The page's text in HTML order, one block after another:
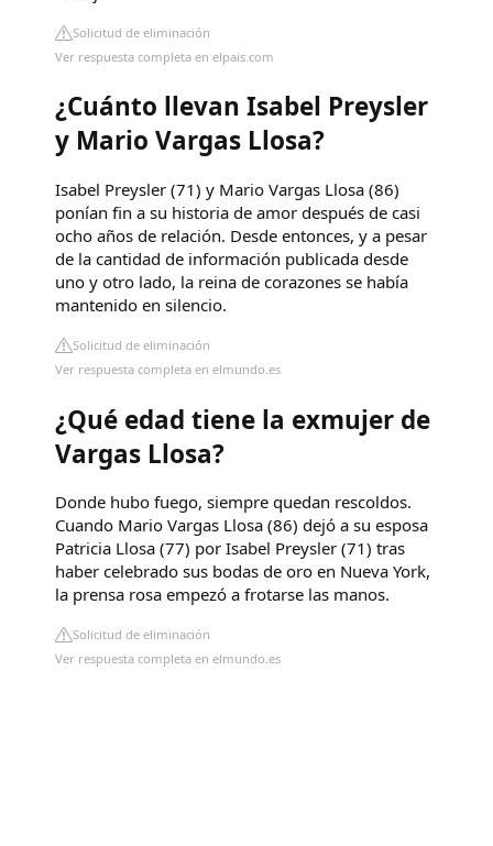
Solicitud de eliminación
Ver respuesta completa en elpais.com
¿Cuánto llevan Isabel Preysler
y Mario Vargas Llosa?
Isabel Preysler (71) y Mario Vargas Llosa (86)
ponían fin a su historia de amor después de casi
ocho años de relación. Desde entonces, y a pesar
de la cantidad de información publicada desde
uno y otro lado, la reina de corazones se había
mantenido en silencio.
Solicitud de eliminación
Ver respuesta completa en elmundo.es
¿Qué edad tiene la exmujer de
Vargas Llosa?
Donde hubo fuego, siempre quedan rescoldos.
Cuando Mario Vargas Llosa (86) dejó a su esposa
Patricia Llosa (77) por Isabel Preysler (71) tras
haber celebrado sus bodas de oro en Nueva York,
la prensa rosa empezó a frotarse las manos.
Solicitud de eliminación
Ver respuesta completa en elmundo.es